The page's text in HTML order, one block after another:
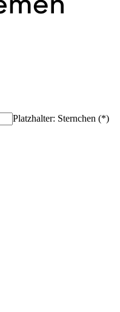
Platzhalter: Sternchen (*)